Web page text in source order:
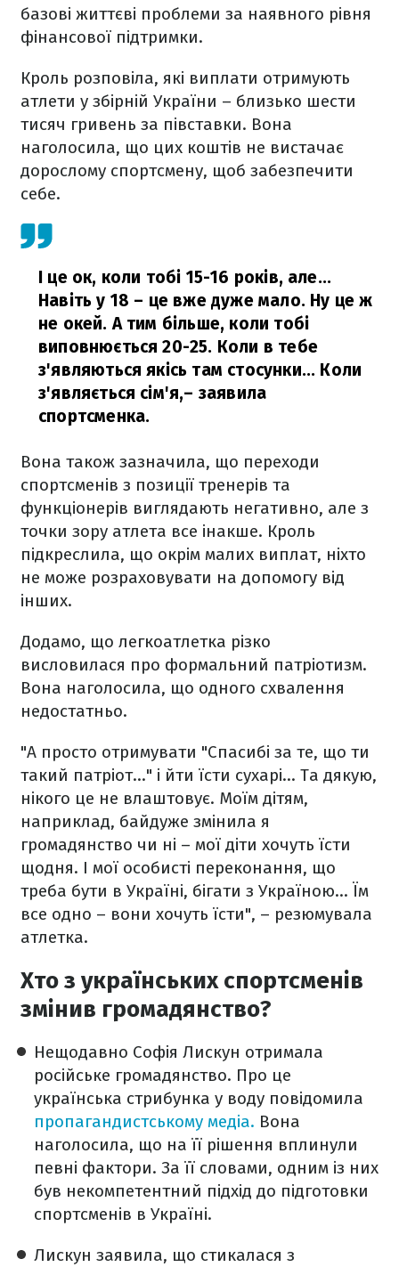
базові життєві проблеми за наявного рівня
фінансової підтримки.
Кроль розповіла, які виплати отримують
атлети у збірній України – близько шести
тисяч гривень за півставки. Вона
наголосила, що цих коштів не вистачає
дорослому спортсмену, щоб забезпечити
себе.
І це ок, коли тобі 15-16 років, але...
Навіть у 18 – це вже дуже мало. Ну це ж
не окей. А тим більше, коли тобі
виповнюється 20-25. Коли в тебе
з'являються якісь там стосунки... Коли
з'являється сім'я,– заявила
спортсменка.
Вона також зазначила, що переходи
спортсменів з позиції тренерів та
функціонерів виглядають негативно, але з
точки зору атлета все інакше. Кроль
підкреслила, що окрім малих виплат, ніхто
не може розраховувати на допомогу від
інших.
Додамо, що легкоатлетка різко
висловилася про формальний патріотизм.
Вона наголосила, що одного схвалення
недостатньо.
"А просто отримувати "Спасибі за те, що ти
такий патріот..." і йти їсти сухарі... Та дякую,
нікого це не влаштовує. Моїм дітям,
наприклад, байдуже змінила я
громадянство чи ні – мої діти хочуть їсти
щодня. І мої особисті переконання, що
треба бути в Україні, бігати з Україною... Їм
все одно – вони хочуть їсти", – резюмувала
атлетка.
Хто з українських спортсменів
змінив громадянство?
Нещодавно Софія Лискун отримала
російське громадянство. Про це
українська стрибунка у воду повідомила
пропагандистському медіа. Вона
наголосила, що на її рішення вплинули
певні фактори. За її словами, одним із них
був некомпетентний підхід до підготовки
спортсменів в Україні.
Лискун заявила, що стикалася з